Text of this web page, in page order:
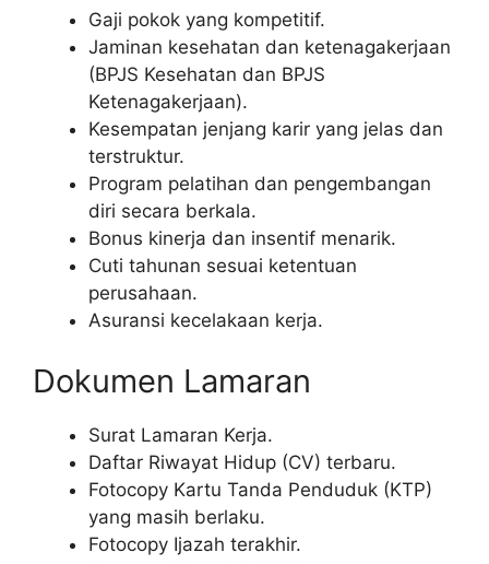
Gaji pokok yang kompetitif.
Jaminan kesehatan dan ketenagakerjaan
(BPJS Kesehatan dan BPJS
Ketenagakerjaan).
Kesempatan jenjang karir yang jelas dan
terstruktur.
Program pelatihan dan pengembangan
diri secara berkala.
Bonus kinerja dan insentif menarik.
Cuti tahunan sesuai ketentuan
perusahaan.
Asuransi kecelakaan kerja.
Dokumen Lamaran
Surat Lamaran Kerja.
Daftar Riwayat Hidup (CV) terbaru.
Fotocopy Kartu Tanda Penduduk (KTP)
yang masih berlaku.
Fotocopy Ijazah terakhir.